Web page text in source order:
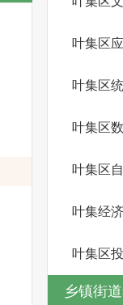
叶集区
叶集区
叶集区
叶集区
叶集经
叶集区
乡镇街